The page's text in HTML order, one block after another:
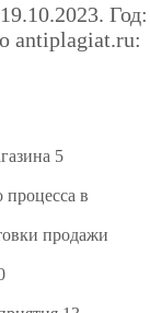
Год:
antiplagiat.ru:
5
процесса в
продажи